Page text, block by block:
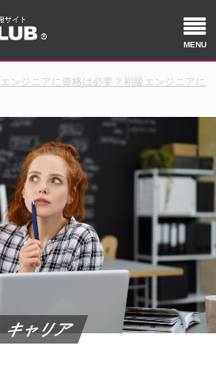
エンジニアに資格は必要？初級エンジニアに
キャリア